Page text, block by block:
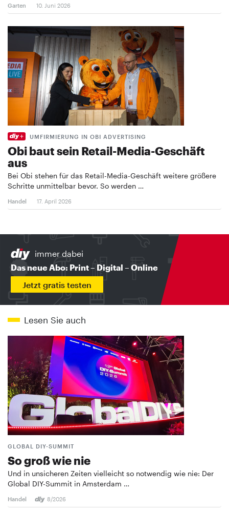
Garten 10. Juni 2026
UMFIRMIERUNG IN OBI ADVERTISING
Obi baut sein Retail-Media-Geschäft
aus
Bei Obi stehen für das Retail-Media-Geschäft weitere größere
Schritte unmittelbar bevor. So werden …
Handel 17. April 2026
immer dabei
Das neue Abo: Print – Digital – Online
Jetzt gratis testen
Lesen Sie auch
GLOBAL DIY-SUMMIT
So groß wie nie
Und in unsicheren Zeiten vielleicht so notwendig wie nie: Der
Global DIY-Summit in Amsterdam …
Handel 8/2026